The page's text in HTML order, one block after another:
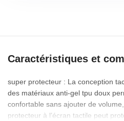
Caractéristiques et
super protecteur : La conception
des matériaux anti-gel tpu doux
confortable sans ajouter de
protecteur à l’écran tactile peut